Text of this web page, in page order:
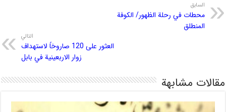
السابق
محطات في رحلة الظهور/ الكوفة
المنطلق
التالي
العثور على 120 صاروخاً لاستهداف
زوار الاربعينية في بابل
مقالات مشابهة